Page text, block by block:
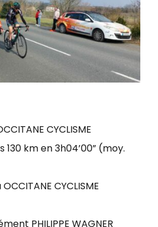
CYCLISME
130 km en 3h04’00” (moy.
CYCLISME
PHILIPPE WAGNER